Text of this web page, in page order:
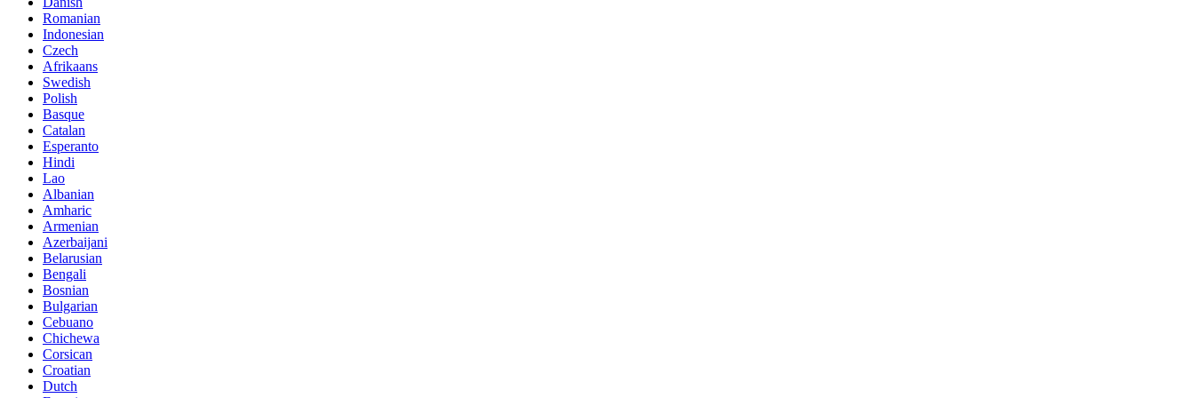
Romanian
Indonesian
Czech
Afrikaans
Swedish
Polish
Basque
Catalan
Esperanto
Hindi
Lao
Albanian
Amharic
Armenian
Azerbaijani
Belarusian
Bengali
Bosnian
Bulgarian
Cebuano
Chichewa
Corsican
Croatian
Dutch